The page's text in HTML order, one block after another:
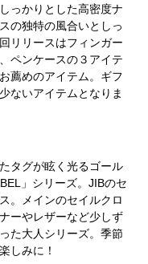
っかりとした高密度ナ
の独特の風合いとしっ
リリースはフィンガー
ペンケースの３アイテ
薦めのアイテム。ギフ
ないアイテムとなりま
タグが眩く光るゴール
」シリーズ。JIBのセ
。メインのセイルクロ
ーやレザーなど少しず
た大人シリーズ。季節
しみに！